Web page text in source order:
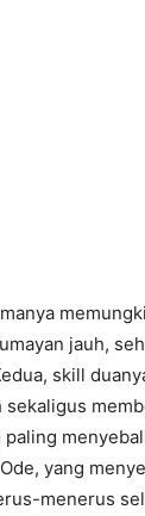
jauh,
skill
sekaligus
yang
menerus